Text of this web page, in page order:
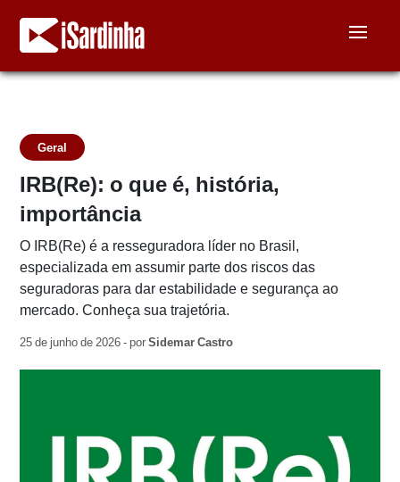
Geral
IRB(Re): o que é, história,
importância
O IRB(Re) é a resseguradora líder no Brasil,
especializada em assumir parte dos riscos das
seguradoras para dar estabilidade e segurança ao
mercado. Conheça sua trajetória.
25 de junho de 2026 - porSidemar Castro